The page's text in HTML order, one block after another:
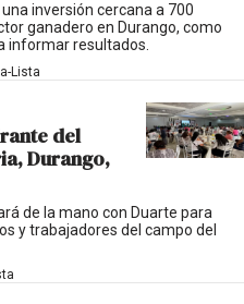
inversión cercana a 700
ganadero en Durango, como
informar resultados.
Lista
del
Durango,
de la mano con Duarte para
y trabajadores del campo del